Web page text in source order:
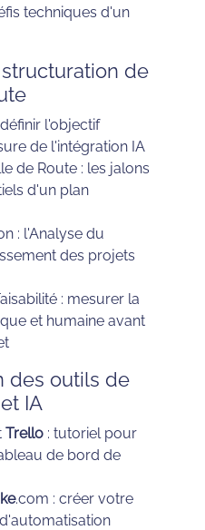
techniques d'un
structuration de
l'objectif
de l'intégration IA
de Route : les jalons
d'un plan
: l'Analyse du
des projets
: mesurer la
et humaine avant
des outils de
IA
Trello : tutoriel pour
de bord de
.com : créer votre